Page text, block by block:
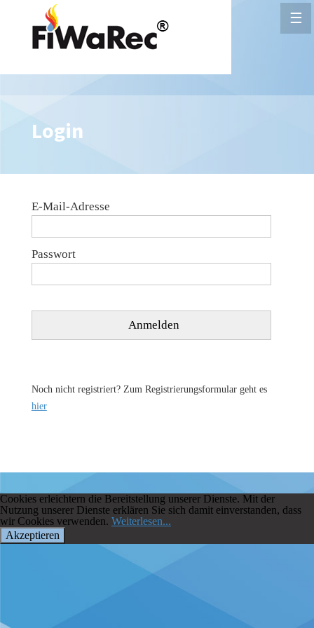
☰
Login
E-Mail-Adresse
Passwort
Noch nicht registriert? Zum Registrierungsformular geht es
hier
Cookies erleichtern die Bereitstellung unserer Dienste. Mit der
Nutzung unserer Dienste erklären Sie sich damit einverstanden, dass
wir Cookies verwenden. Weiterlesen...
Akzeptieren